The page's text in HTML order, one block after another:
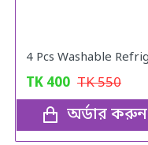
TK 400 TK550
অর্ডার করুন